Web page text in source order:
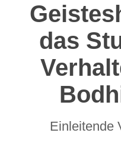
das
Einleitende